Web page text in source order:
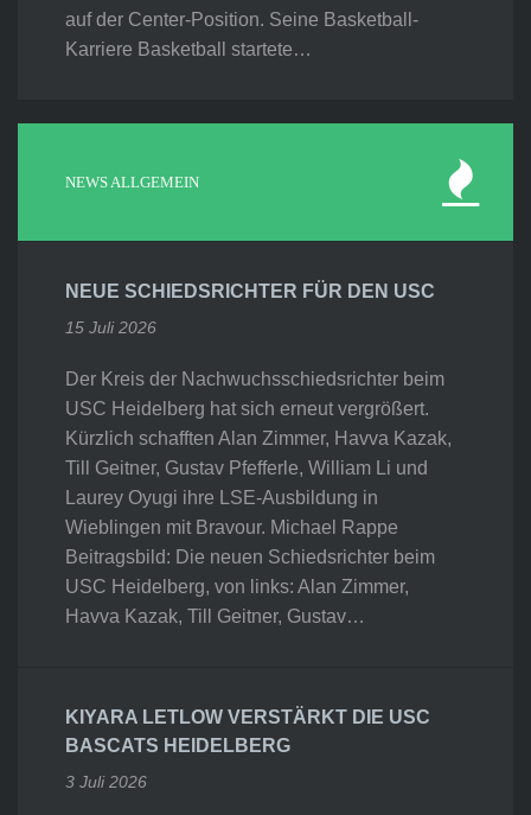
auf der Center-Position. Seine Basketball-
Karriere Basketball startete…
NEWS ALLGEMEIN
NEUE SCHIEDSRICHTER FÜR DEN USC
15 Juli 2026
Der Kreis der Nachwuchsschiedsrichter beim
USC Heidelberg hat sich erneut vergrößert.
Kürzlich schafften Alan Zimmer, Havva Kazak,
Till Geitner, Gustav Pfefferle, William Li und
Laurey Oyugi ihre LSE-Ausbildung in
Wieblingen mit Bravour. Michael Rappe
Beitragsbild: Die neuen Schiedsrichter beim
USC Heidelberg, von links: Alan Zimmer,
Havva Kazak, Till Geitner, Gustav…
KIYARA LETLOW VERSTÄRKT DIE USC
BASCATS HEIDELBERG
3 Juli 2026